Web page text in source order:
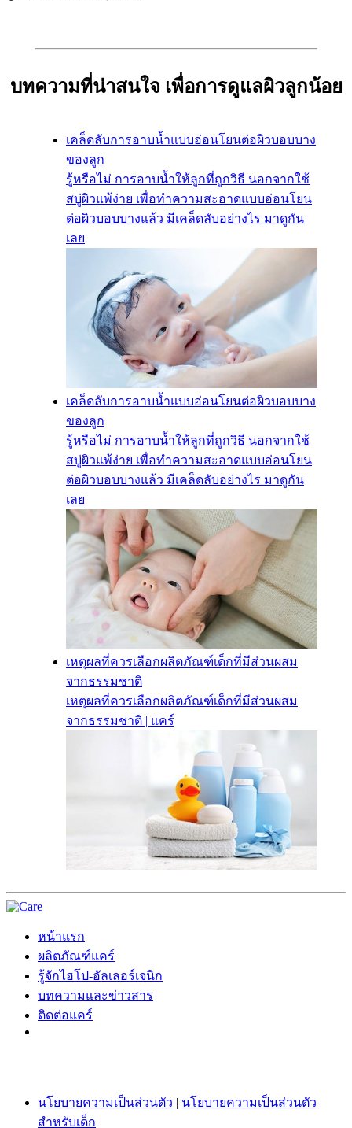
บทความที่น่าสนใจ เพื่อการดูแลผิวลูกน้อย
เคล็ดลับการอาบน้ำแบบอ่อนโยนต่อผิวบอบบาง
ของลูก
รู้หรือไม่ การอาบน้ำให้ลูกที่ถูกวิธี นอกจากใช้
สบู่ผิวแพ้ง่าย เพื่อทำความสะอาดแบบอ่อนโยน
ต่อผิวบอบบางแล้ว มีเคล็ดลับอย่างไร มาดูกัน
เลย
เคล็ดลับการอาบน้ำแบบอ่อนโยนต่อผิวบอบบาง
ของลูก
รู้หรือไม่ การอาบน้ำให้ลูกที่ถูกวิธี นอกจากใช้
สบู่ผิวแพ้ง่าย เพื่อทำความสะอาดแบบอ่อนโยน
ต่อผิวบอบบางแล้ว มีเคล็ดลับอย่างไร มาดูกัน
เลย
เหตุผลที่ควรเลือกผลิตภัณฑ์เด็กที่มีส่วนผสม
จากธรรมชาติ
เหตุผลที่ควรเลือกผลิตภัณฑ์เด็กที่มีส่วนผสม
จากธรรมชาติ | แคร์
หน้าแรก
ผลิตภัณฑ์แคร์
รู้จักไฮโป-อัลเลอร์เจนิก
บทความและข่าวสาร
ติดต่อแคร์
นโยบายความเป็นส่วนตัว | นโยบายความเป็นส่วนตัว
สำหรับเด็ก